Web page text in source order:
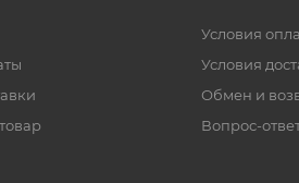
Условия
Условия
Обмен и
Вопрос-